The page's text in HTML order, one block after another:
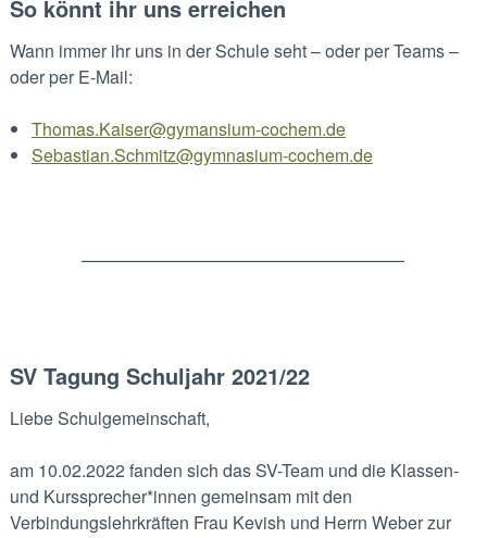
So könnt ihr uns erreichen
Wann immer ihr uns in der Schule seht – oder per Teams –
oder per E-Mail:
Thomas.Kaiser@gymansium-cochem.de
Sebastian.Schmitz@gymnasium-cochem.de
——————————————————–
SV Tagung Schuljahr 2021/22
Liebe Schulgemeinschaft,
am 10.02.2022 fanden sich das SV-Team und die Klassen-
und Kurssprecher*innen gemeinsam mit den
Verbindungslehrkräften Frau Kevish und Herrn Weber zur